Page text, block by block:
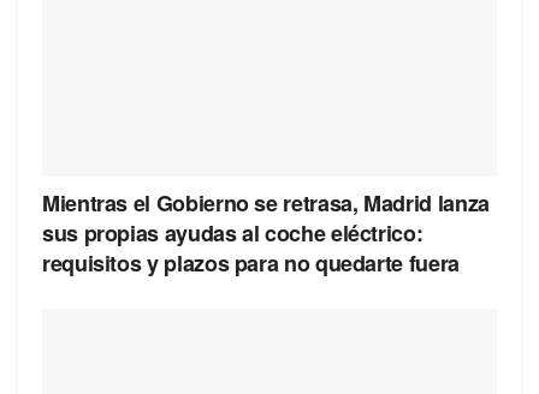
Mientras el Gobierno se retrasa, Madrid lanza
sus propias ayudas al coche eléctrico:
requisitos y plazos para no quedarte fuera